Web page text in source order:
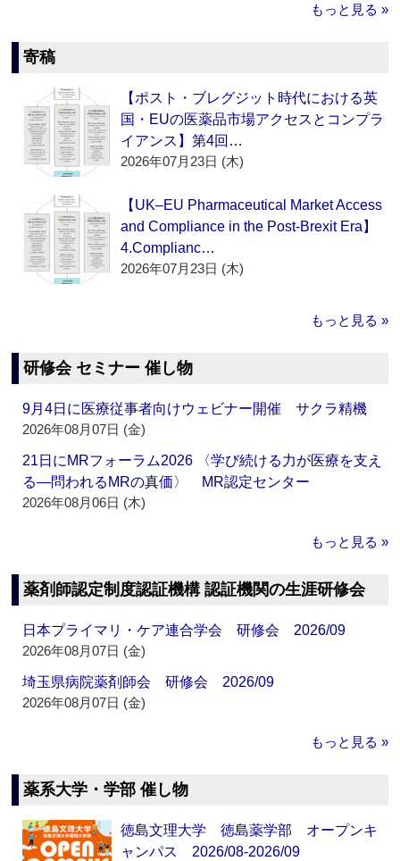
もっと見る »
寄稿
【ポスト・ブレグジット時代における英
国・EUの医薬品市場アクセスとコンプラ
イアンス】第4回…
2026年07月23日 (木)
【UK–EU Pharmaceutical Market Access
and Compliance in the Post-Brexit Era】
4.Complianc…
2026年07月23日 (木)
もっと見る »
研修会 セミナー 催し物
9月4日に医療従事者向けウェビナー開催 サクラ精機
2026年08月07日 (金)
21日にMRフォーラム2026 〈学び続ける力が医療を支え
る―問われるMRの真価〉 MR認定センター
2026年08月06日 (木)
もっと見る »
薬剤師認定制度認証機構 認証機関の生涯研修会
日本プライマリ・ケア連合学会 研修会 2026/09
2026年08月07日 (金)
埼玉県病院薬剤師会 研修会 2026/09
2026年08月07日 (金)
もっと見る »
薬系大学・学部 催し物
徳島文理大学 徳島薬学部 オープンキ
ャンパス 2026/08-2026/09